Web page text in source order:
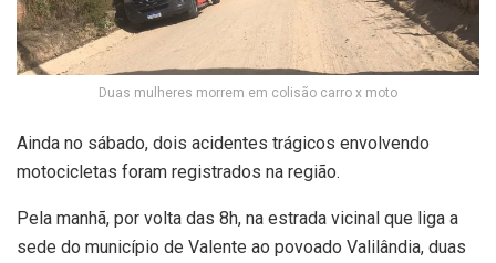
Duas mulheres morrem em colisão carro x moto
Ainda no sábado, dois acidentes trágicos envolvendo
motocicletas foram registrados na região.
Pela manhã, por volta das 8h, na estrada vicinal que liga a
sede do município de Valente ao povoado Valilândia, duas